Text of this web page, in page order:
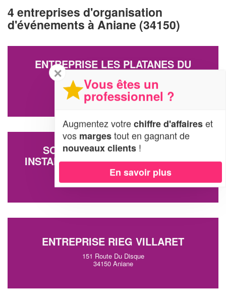
4 entreprises d'organisation
d'événements à Aniane (34150)
ENTREPRISE LES PLATANES DU
7 Rue Des Pins
34150 Aniane
SOCIÉTÉ AQUARIUM BASSIN
INSTAL.SERVICE ENTRETIEN (SARL)
14 Rue Aiguillerie Basse
34150 Aniane
ENTREPRISE RIEG VILLARET
151 Route Du Disque
34150 Aniane
✕
Vous êtes un
professionnel ?
Augmentez votrechiffre d'affaireset
vos margestout en gagnant de
nouveaux clients !
En savoir plus